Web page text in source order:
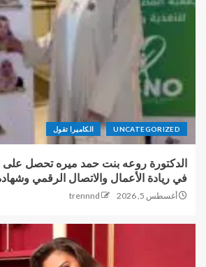
UNCATEGORIZED الكاميرا تقول
الدكتورة روعه بنت حمد ميره تحصل على
في ريادة الأعمال والاتصال الرقمي وشهادة
أغسطس 5, 2026 trennnd